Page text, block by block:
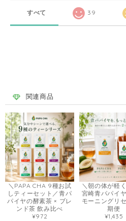
すべて 39
関連商品
＼PAPA CHA 9種お試
しティーセット／青パ
パイヤの酵素茶 × ブレ
ンド茶 飲み比べ
¥972
＼朝の体が軽
宮崎青パパイ
モーニングリ
期便
¥1,435